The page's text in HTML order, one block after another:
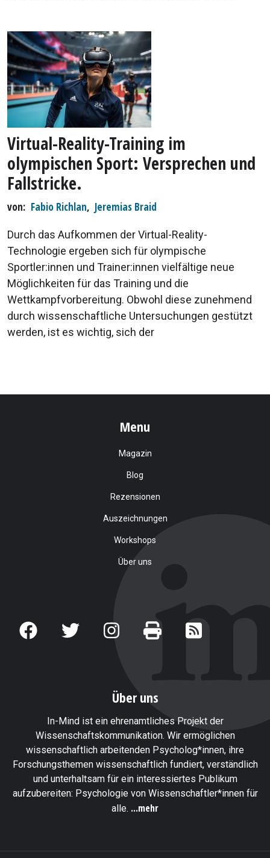
Virtual-Reality-Training im
olympischen Sport: Versprechen und
Fallstricke.
von Fabio Richlan, Jeremias Braid
Durch das Aufkommen der Virtual-Reality-
Technologie ergeben sich für olympische
Sportler:innen und Trainer:innen vielfältige neue
Möglichkeiten für das Training und die
Wettkampfvorbereitung. Obwohl diese zunehmend
durch wissenschaftliche Untersuchungen gestützt
werden, ist es wichtig, sich der
Menu
Magazin
Blog
Rezensionen
Auszeichnungen
Workshops
Über uns
Über uns
In-Mind ist ein ehrenamtliches Projekt der
Wissenschaftskommunikation. Wir ermöglichen
wissenschaftlich arbeitenden Psycholog*innen, ihre
Forschungsthemen wissenschaftlich fundiert, verständlich
und unterhaltsam für ein interessiertes Publikum
aufzubereiten: Psychologie von Wissenschaftler*innen für
alle. ...mehr